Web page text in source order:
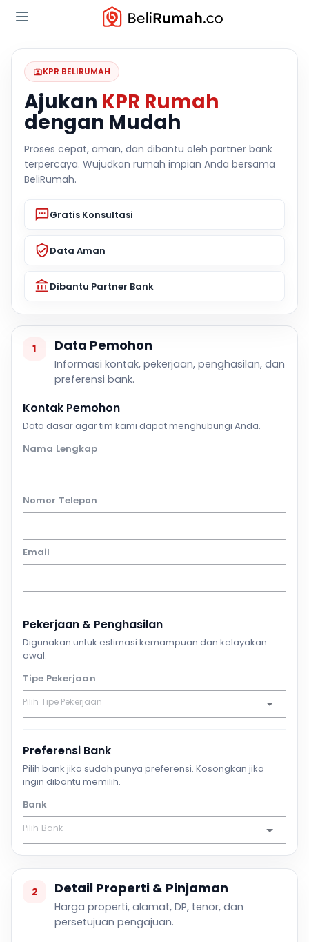
KPR BELIRUMAH
Ajukan KPR Rumah
dengan Mudah
Proses cepat, aman, dan dibantu oleh partner bank
terpercaya. Wujudkan rumah impian Anda bersama
BeliRumah.
Gratis Konsultasi
Data Aman
Dibantu Partner Bank
1 Data Pemohon
Informasi kontak, pekerjaan, penghasilan, dan
preferensi bank.
Kontak Pemohon
Data dasar agar tim kami dapat menghubungi Anda.
Nama Lengkap
Nomor Telepon
Email
Pekerjaan & Penghasilan
Digunakan untuk estimasi kemampuan dan kelayakan
awal.
Tipe Pekerjaan
Preferensi Bank
Pilih bank jika sudah punya preferensi. Kosongkan jika
ingin dibantu memilih.
Bank
2 Detail Properti & Pinjaman
Harga properti, alamat, DP, tenor, dan
persetujuan pengajuan.